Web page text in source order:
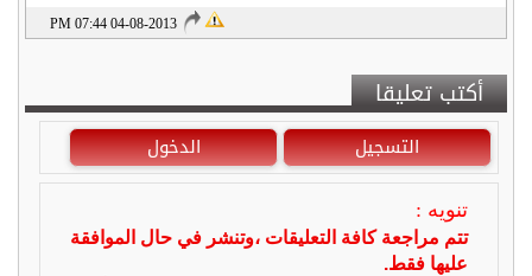
04-08-2013 07:44 PM
أكتب تعليقا
التسجيل الدخول
تنويه :
تتم مراجعة كافة التعليقات ،وتنشر في حال الموافقة
عليها فقط.